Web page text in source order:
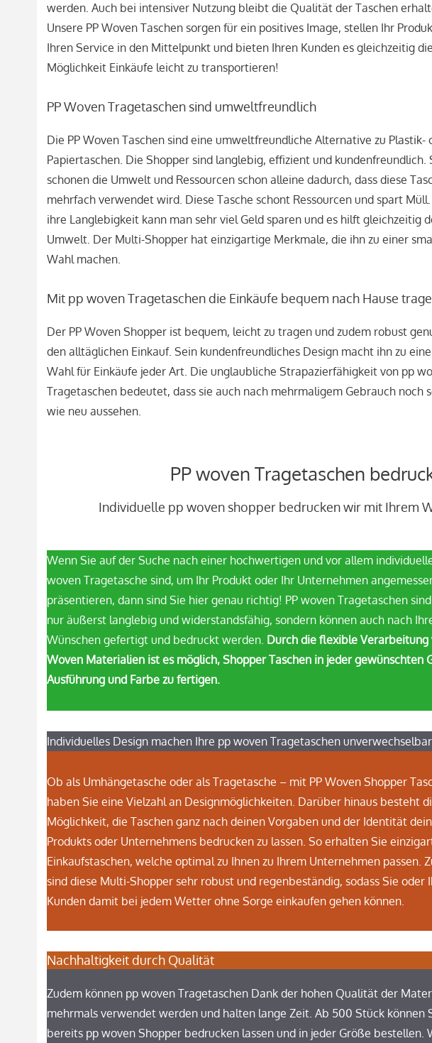
werden. Auch bei intensiver Nutzung bleibt die Qualität der Taschen
Unsere PP Woven Taschen sorgen für ein positives Image, stellen Ihr
Ihren Service in den Mittelpunkt und bieten Ihren Kunden es gleichzeitig die
Möglichkeit Einkäufe leicht zu transportieren!
PP Woven Tragetaschen sind umweltfreundlich
Die PP Woven Taschen sind eine umweltfreundliche Alternative zu Plastik-
Papiertaschen. Die Shopper sind langlebig, effizient und kundenfreundlich.
schonen die Umwelt und Ressourcen schon alleine dadurch, dass diese
mehrfach verwendet wird. Diese Tasche schont Ressourcen und spart
ihre Langlebigkeit kann man sehr viel Geld sparen und es hilft gleichzeitig
Umwelt. Der Multi-Shopper hat einzigartige Merkmale, die ihn zu einer
Wahl machen.
Mit pp woven Tragetaschen die Einkäufe bequem nach Hause
Der PP Woven Shopper ist bequem, leicht zu tragen und zudem robust
den alltäglichen Einkauf. Sein kundenfreundliches Design macht ihn zu
Wahl für Einkäufe jeder Art. Die unglaubliche Strapazierfähigkeit von pp
Tragetaschen bedeutet, dass sie auch nach mehrmaligem Gebrauch noch
wie neu aussehen.
PP woven Tragetaschen
Individuelle pp woven shopper bedrucken wir mit Ihrem
Wenn Sie auf der Suche nach einer hochwertigen und vor allem
woven Tragetasche sind, um Ihr Produkt oder Ihr Unternehmen
präsentieren, dann sind Sie hier genau richtig! PP woven Tragetaschen
nur äußerst langlebig und widerstandsfähig, sondern können auch nach
Wünschen gefertigt und bedruckt werden. Durch die flexible Verarbeitung
Woven Materialien ist es möglich, Shopper Taschen in jeder gewünschten
Ausführung und Farbe zu fertigen.
Individuelles Design machen Ihre pp woven Tragetaschen unverwechselbar
Ob als Umhängetasche oder als Tragetasche – mit PP Woven Shopper
haben Sie eine Vielzahl an Designmöglichkeiten. Darüber hinaus besteht
Möglichkeit, die Taschen ganz nach deinen Vorgaben und der Identität
Produkts oder Unternehmens bedrucken zu lassen. So erhalten Sie
Einkaufstaschen, welche optimal zu Ihnen zu Ihrem Unternehmen passen.
sind diese Multi-Shopper sehr robust und regenbeständig, sodass Sie oder
Kunden damit bei jedem Wetter ohne Sorge einkaufen gehen können.
Nachhaltigkeit durch Qualität
Zudem können pp woven Tragetaschen Dank der hohen Qualität der
mehrmals verwendet werden und halten lange Zeit. Ab 500 Stück können
bereits pp woven Shopper bedrucken lassen und in jeder Größe bestellen.